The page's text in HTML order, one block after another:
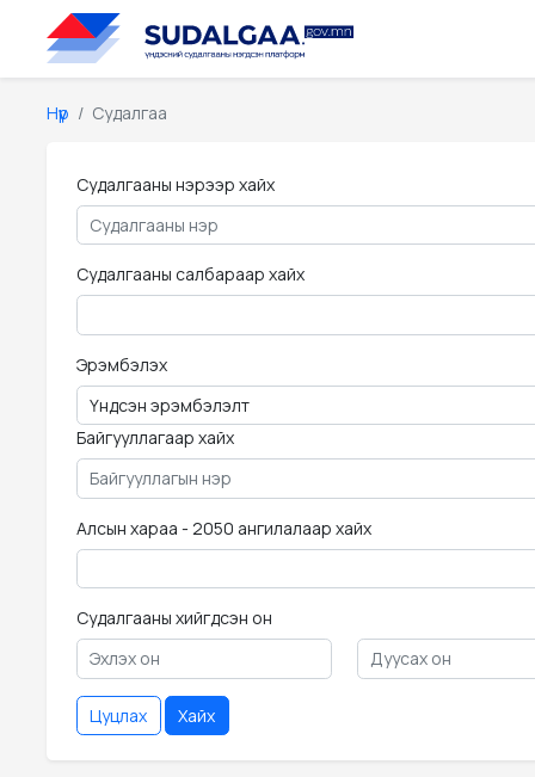
Нүүр Судалгаа
Судалгааны нэрээр хайх
Судалгааны салбараар хайх
Эрэмбэлэх
Байгууллагаар хайх
Алсын хараа - 2050 ангилалаар хайх
Судалгааны хийгдсэн он
Цуцлах Хайх